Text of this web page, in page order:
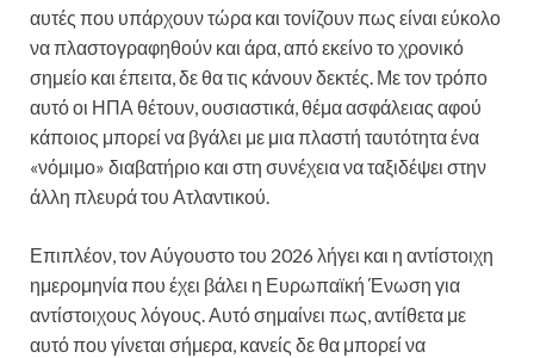
αυτές που υπάρχουν τώρα και τονίζουν πως είναι εύκολο
να πλαστογραφηθούν και άρα, από εκείνο το χρονικό
σημείο και έπειτα, δε θα τις κάνουν δεκτές. Με τον τρόπο
αυτό οι ΗΠΑ θέτουν, ουσιαστικά, θέμα ασφάλειας αφού
κάποιος μπορεί να βγάλει με μια πλαστή ταυτότητα ένα
«νόμιμο» διαβατήριο και στη συνέχεια να ταξιδέψει στην
άλλη πλευρά του Ατλαντικού.
Επιπλέον, τον Αύγουστο του 2026 λήγει και η αντίστοιχη
ημερομηνία που έχει βάλει η Ευρωπαϊκή Ένωση για
αντίστοιχους λόγους. Αυτό σημαίνει πως, αντίθετα με
αυτό που γίνεται σήμερα, κανείς δε θα μπορεί να